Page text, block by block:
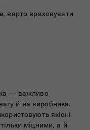
варто враховувати
— важливо
й на виробника.
якісні
міцними, а й